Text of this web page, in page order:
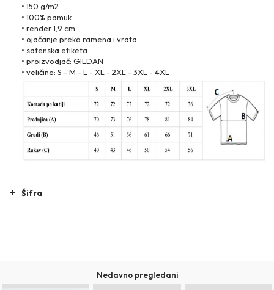
• 150 g/m2
• 100% pamuk
• render 1,9 cm
• ojačanje preko ramena i vrata
• satenska etiketa
• proizvodjač: GILDAN
• veličine: S - M - L - XL - 2XL - 3XL - 4XL
Šifra
Nedavno pregledani